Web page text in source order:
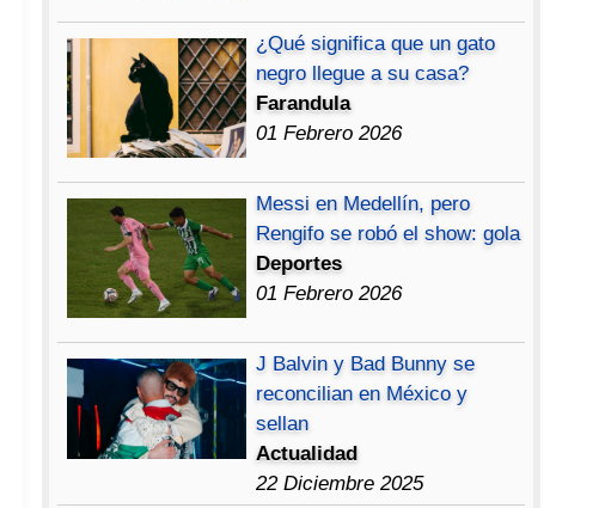
¿Qué significa que un gato
negro llegue a su casa?
Farandula
01 Febrero 2026
Messi en Medellín, pero
Rengifo se robó el show: gola
Deportes
01 Febrero 2026
J Balvin y Bad Bunny se
reconcilian en México y
sellan
Actualidad
22 Diciembre 2025